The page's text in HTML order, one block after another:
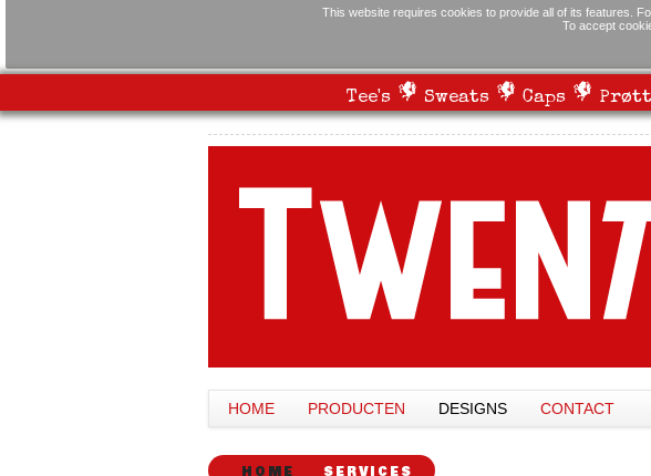
This website requires cookies to provide all of its features.
To accept
Tee's Sweats Caps
HOME PRODUCTEN DESIGNS CONTACT
HOME SERVICES